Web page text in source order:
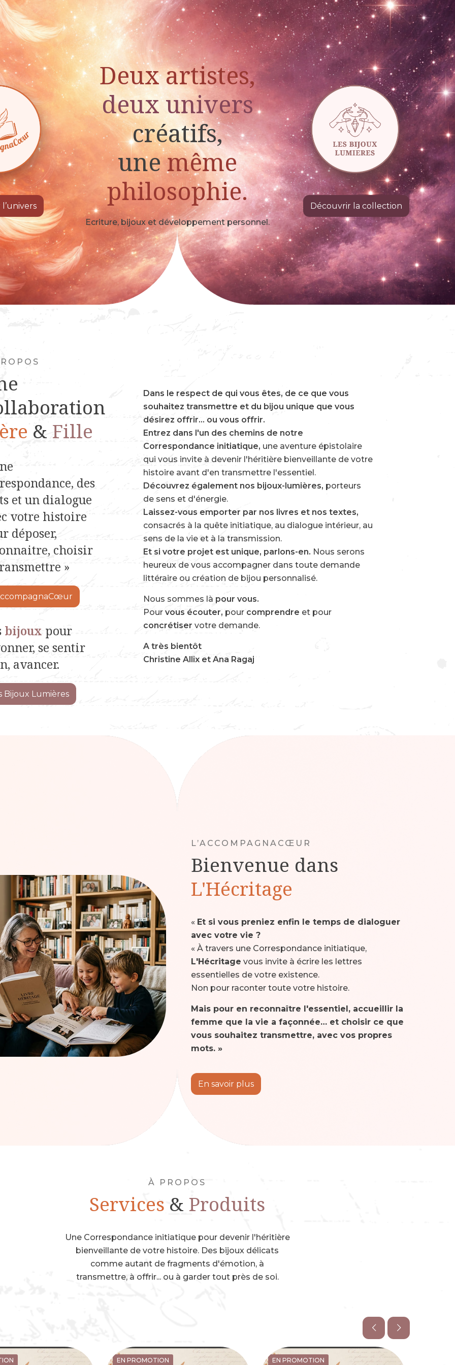
Deux artistes,
deux univers
créatifs,
unemême
philosophie.
Ecriture, bijoux et développement personnel.
Découvrir la collection
& Fille
des
et un dialogue
votre histoire
déposer,
choisir
»
bijoux pour
se sentir
avancer.
Bijoux Lumières
Dans le respect de qui vous êtes, de ce que vous
souhaitez transmettre et du bijou unique que vous
désirez offrir... ou vous offrir.
Entrez dans l'un des chemins de notre
Correspondance initiatique, une aventure épistolaire
qui vous invite à devenir l'héritière bienveillante de votre
histoire avant d'en transmettre l'essentiel.
Découvrez également nos bijoux-lumières, porteurs
de sens et d'énergie.
Laissez-vous emporter par nos livres et nos textes,
consacrés à la quête initiatique, au dialogue intérieur, au
sens de la vie et à la transmission.
Et si votre projet est unique, parlons-en. Nous serons
heureux de vous accompagner dans toute demande
littéraire ou création de bijou personnalisé.
Nous sommes là pour vous.
Pour vous écouter, pour comprendre et pour
concrétiser votre demande.
A très bientôt
Christine Allix et Ana Ragaj
L’ACCOMPAGNACŒUR
Bienvenue dans
L'Hécritage
« Et si vous preniez enfin le temps de dialoguer
avec votre vie ?
« À travers une Correspondance initiatique,
L'Hécritage vous invite à écrire les lettres
essentielles de votre existence.
Non pour raconter toute votre histoire.
Mais pour en reconnaître l'essentiel, accueillir la
femme que la vie a façonnée… et choisir ce que
vous souhaitez transmettre, avec vos propres
mots. »
En savoir plus
À PROPOS
Services & Produits
Une Correspondance initiatique pour devenir l'héritière
bienveillante de votre histoire. Des bijoux délicats
comme autant de fragments d'émotion, à
transmettre, à offrir... ou à garder tout près de soi.
EN PROMOTION EN PROMOTION